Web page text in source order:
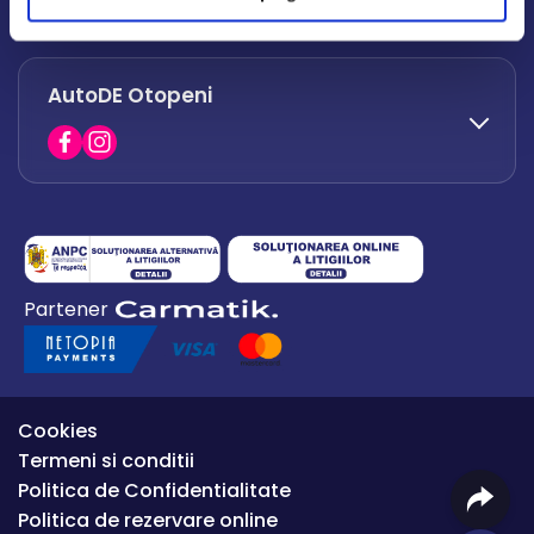
office.afumati@autode.ro
0730 063 852
0730 063 851
AutoDE Otopeni
0754 649 360
office.premium@autode.ro
Partener
Cookies
Termeni si conditii
Politica de Confidentialitate
Politica de rezervare online